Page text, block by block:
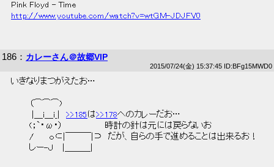
Pink Floyd - Time
http://www.youtube.com/watch?v=wtGM-JDJFV0
186 ： カレーさん＠故郷VIP
2015/07/24(金) 15:37:45 ID:BFg15MWD0
いきなりまつがえたお…
（⌒⌒⌒)
|＿i＿i_| >>185 は>>178へのカレーだお…
(；`・ω・）　　　　　　　時計の針は元には戻らないお
/　　 ｏ⊂|￣￣￣|⊃　だが、自らの手で進めることは出来るお！
しー-Ｊ　 |＿＿＿|